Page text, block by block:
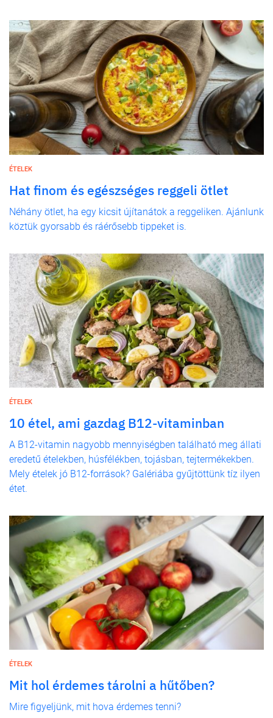
ÉTELEK
Hat finom és egészséges reggeli ötlet
Néhány ötlet, ha egy kicsit újítanátok a reggeliken. Ajánlunk
köztük gyorsabb és ráérősebb tippeket is.
ÉTELEK
10 étel, ami gazdag B12-vitaminban
A B12-vitamin nagyobb mennyiségben található meg állati
eredetű ételekben, húsfélékben, tojásban, tejtermékekben.
Mely ételek jó B12-források? Galériába gyűjtöttünk tíz ilyen
étet.
ÉTELEK
Mit hol érdemes tárolni a hűtőben?
Mire figyeljünk, mit hova érdemes tenni?